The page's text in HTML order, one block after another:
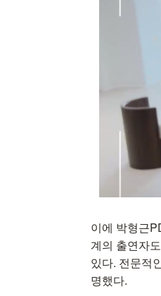
이에 박형근
계의 출연자
있다. 전문적
명했다.